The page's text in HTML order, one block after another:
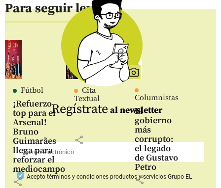
Para seguir leyendo
Fútbol
¡Refuerzo
top para el
Arsenal!
Bruno
Guimarães
llega para
reforzar el
mediocampo
share
Cita
Textual
share
Columnistas
El
gobierno
más
corrupto:
el legado
de Gustavo
Petro
share
Regístrate al newsletter
Aceptotérminos y condiciones productos y serviciosGrupo EL